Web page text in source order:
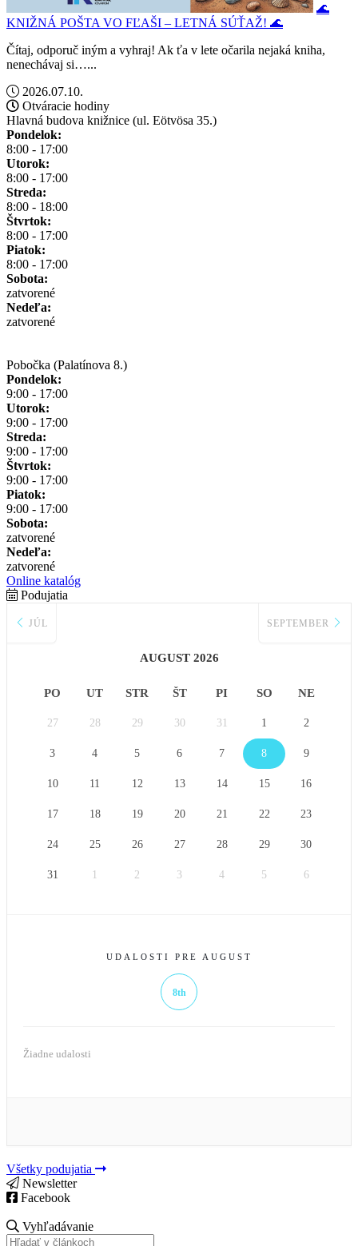
🌊
KNIŽNÁ POŠTA VO FĽAŠI – LETNÁ SÚŤAŽ! 🌊
Čítaj, odporuč iným a vyhraj! Ak ťa v lete očarila nejaká kniha,
nenechávaj si…...
2026.07.10.
Otváracie hodiny
Hlavná budova knižnice (ul. Eötvösa 35.)
Pondelok:
8:00 - 17:00
Utorok:
8:00 - 17:00
Streda:
8:00 - 18:00
Štvrtok:
8:00 - 17:00
Piatok:
8:00 - 17:00
Sobota:
zatvorené
Nedeľa:
zatvorené
Pobočka (Palatínova 8.)
Pondelok:
9:00 - 17:00
Utorok:
9:00 - 17:00
Streda:
9:00 - 17:00
Štvrtok:
9:00 - 17:00
Piatok:
9:00 - 17:00
Sobota:
zatvorené
Nedeľa:
zatvorené
Online katalóg
Podujatia
JÚL
AUGUST 2026
SEPTEMBER
PO UT STR ŠT PI SO NE
27 28 29 30 31 1 2
3 4 5 6 7 8 9
10 11 12 13 14 15 16
17 18 19 20 21 22 23
24 25 26 27 28 29 30
31 1 2 3 4 5 6
UDALOSTI PRE AUGUST
8th
Žiadne udalosti
Všetky podujatia
Newsletter
Facebook
Vyhľadávanie